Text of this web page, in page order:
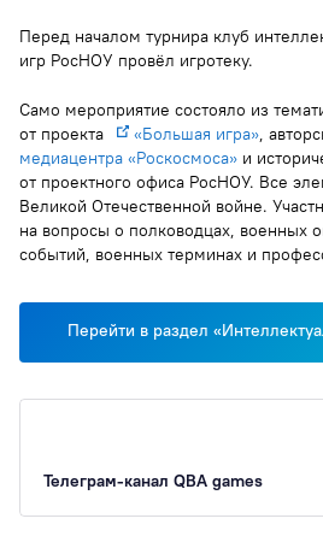
Перед началом турнира клуб
игр РосНОУ провёл игротеку.
Само мероприятие состояло из
от проекта
«Большая игра»,
медиацентра «Роскосмоса» и
от проектного офиса РосНОУ. Все
Великой Отечественной войне.
на вопросы о полководцах, военных
событий, военных терминах и
Перейти в раздел
Телеграм-канал QBA games